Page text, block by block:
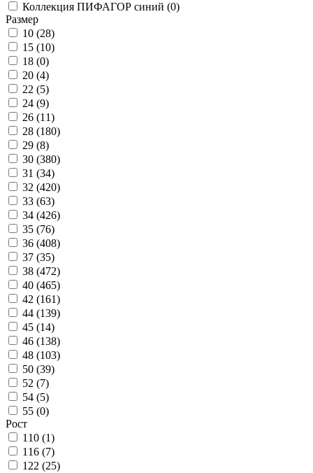
Коллекция ПИФАГОР синий (0)
Размер
10 (28)
15 (10)
18 (0)
20 (4)
22 (5)
24 (9)
26 (11)
28 (180)
29 (8)
30 (380)
31 (34)
32 (420)
33 (63)
34 (426)
35 (76)
36 (408)
37 (35)
38 (472)
40 (465)
42 (161)
44 (139)
45 (14)
46 (138)
48 (103)
50 (39)
52 (7)
54 (5)
55 (0)
Рост
110 (1)
116 (7)
122 (25)